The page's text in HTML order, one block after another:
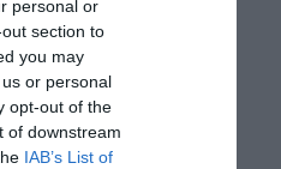
personal or
section to
you may
or personal
opt-out of the
of downstream
IAB’s List of